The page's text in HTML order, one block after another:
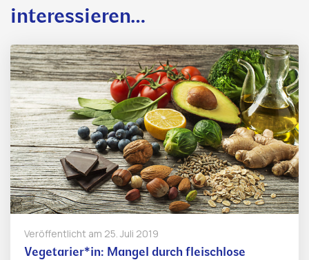
interessieren…
Veröffentlicht am 25. Juli 2019
Vegetarier*in: Mangel durch fleischlose